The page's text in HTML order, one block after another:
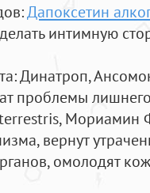
Дапоксетин
интимную
: Динатроп,
проблемы
Мориамин
вернут
омолодят